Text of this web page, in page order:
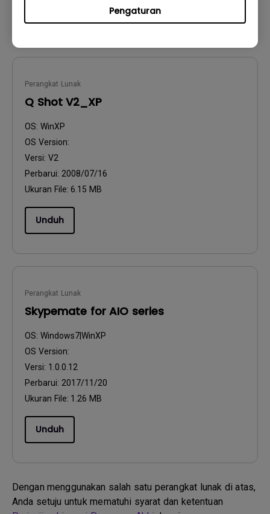
Pengaturan
Perangkat Lunak
Q Shot V2_XP
OS: WinXP
OS Version:
Versi: V2
Perbarui: 2008/07/16
Ukuran File: 6.15 MB
Unduh
Perangkat Lunak
Skypemate for AIO series
OS: Windows7|WinXP
OS Version:
Versi: 1.0.0.12
Perbarui: 2017/11/20
Ukuran File: 1.26 MB
Unduh
Dengan menggunakan salah satu perangkat lunak di atas,
Anda setuju untuk mematuhi syarat dan ketentuan